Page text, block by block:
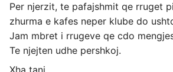
Per njerzit, te pafajshmit qe rruget
zhurma e kafes neper klube do
Jam mbret i rrugeve qe cdo
Te njejten udhe pershkoj.
Xha tani